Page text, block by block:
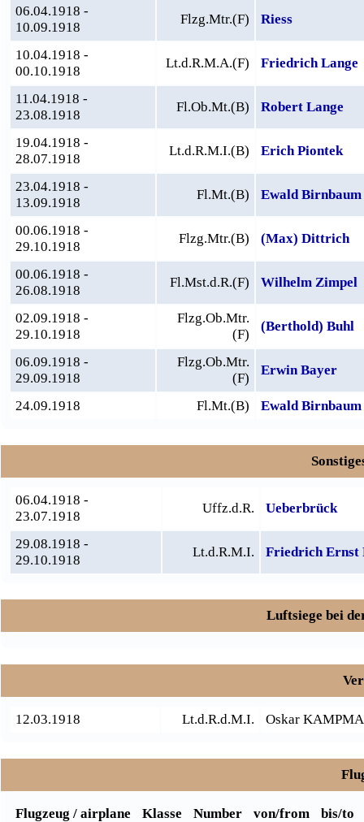
06.04.1918 -
10.09.1918
Flzg.Mtr.(F) Riess
10.04.1918 -
00.10.1918
Lt.d.R.M.A.(F) Friedrich Lange
11.04.1918 -
23.08.1918
Fl.Ob.Mt.(B) Robert Lange
19.04.1918 -
28.07.1918
Lt.d.R.M.I.(B) Erich Piontek
23.04.1918 -
13.09.1918
Fl.Mt.(B) Ewald Birnbaum
00.06.1918 -
29.10.1918
Flzg.Mtr.(B) (Max) Dittrich
00.06.1918 -
26.08.1918
Fl.Mst.d.R.(F) Wilhelm Zimpel
02.09.1918 -
29.10.1918
Flzg.Ob.Mtr.
(F)
(Berthold) Buhl
06.09.1918 -
29.09.1918
Flzg.Ob.Mtr.
(F)
Erwin Bayer
24.09.1918 Fl.Mt.(B) Ewald Birnbaum
06.04.1918 -
23.07.1918
Uffz.d.R. Ueberbrück
29.08.1918 -
29.10.1918
Lt.d.R.M.I. Friedrich Ernst
Luftsiege bei
12.03.1918 Lt.d.R.d.M.I. Oskar
Flugzeug / airplane Klasse Number von/from bis/to